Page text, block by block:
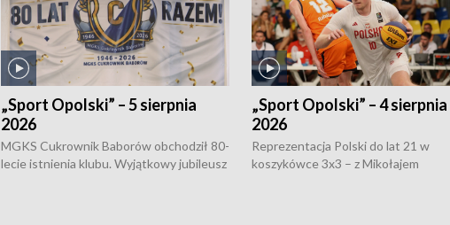
„Sport Opolski” – 5 sierpnia
2026
MGKS Cukrownik Baborów obchodził 80-
lecie istnienia klubu. Wyjątkowy jubileusz
„Sport Opolski” – 4 sierpnia
2026
Reprezentacja Polski do lat 21 w
koszykówce 3x3 – z Mikołajem